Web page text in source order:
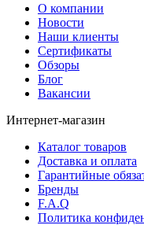
О компании
Новости
Наши клиенты
Сертификаты
Обзоры
Блог
Вакансии
Интернет-магазин
Каталог товаров
Доставка и оплата
Гарантийные
Бренды
F.A.Q
Политика